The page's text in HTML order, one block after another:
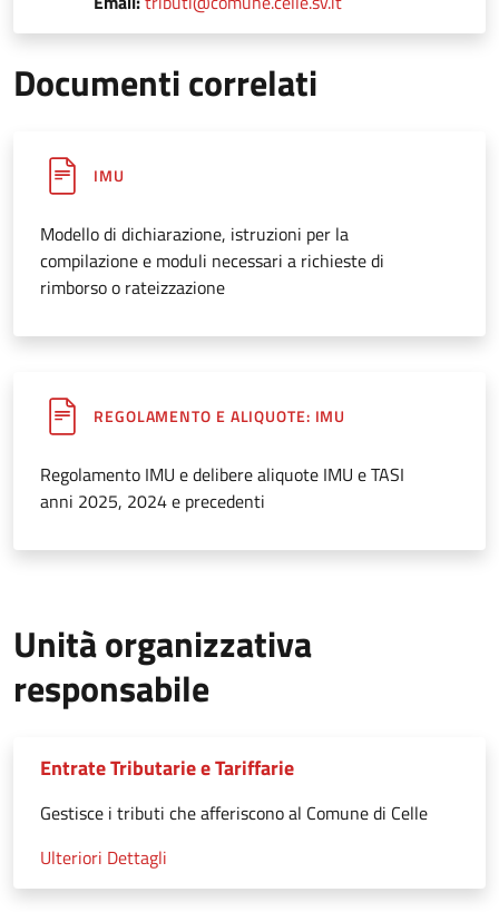
Documenti correlati
IMU
Modello di dichiarazione, istruzioni per la
compilazione e moduli necessari a richieste di
rimborso o rateizzazione
REGOLAMENTO E ALIQUOTE: IMU
Regolamento IMU e delibere aliquote IMU e TASI
anni 2025, 2024 e precedenti
Unità organizzativa
responsabile
Entrate Tributarie e Tariffarie
Gestisce i tributi che afferiscono al Comune di Celle
Ulteriori Dettagli